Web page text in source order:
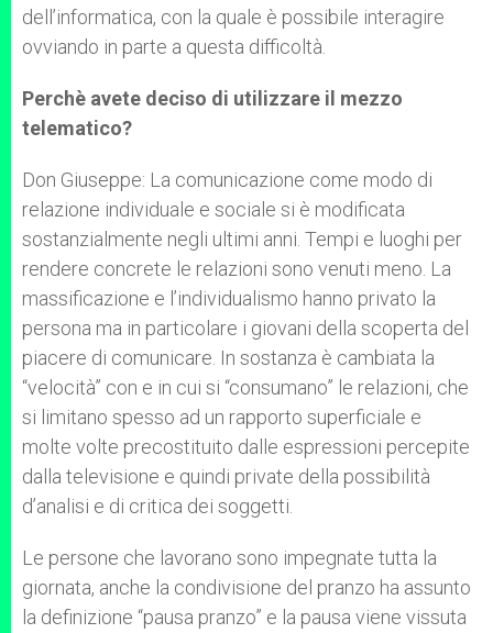
dell’informatica, con la quale è possibile interagire
ovviando in parte a questa difficoltà.
Perchè avete deciso di utilizzare il mezzo
telematico?
Don Giuseppe: La comunicazione come modo di
relazione individuale e sociale si è modificata
sostanzialmente negli ultimi anni. Tempi e luoghi per
rendere concrete le relazioni sono venuti meno. La
massificazione e l’individualismo hanno privato la
persona ma in particolare i giovani della scoperta del
piacere di comunicare. In sostanza è cambiata la
“velocità” con e in cui si “consumano” le relazioni, che
si limitano spesso ad un rapporto superficiale e
molte volte precostituito dalle espressioni percepite
dalla televisione e quindi private della possibilità
d’analisi e di critica dei soggetti.
Le persone che lavorano sono impegnate tutta la
giornata, anche la condivisione del pranzo ha assunto
la definizione “pausa pranzo” e la pausa viene vissuta